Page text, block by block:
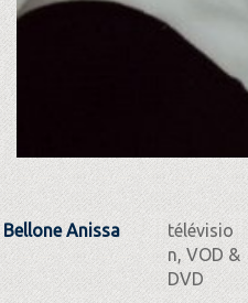
Bellone Anissa
télévisio
n, VOD &
DVD